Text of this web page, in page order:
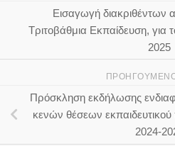
Εισαγωγή διακριθέντων
Τριτοβάθμια Εκπαίδευση, για
2025
Πρόσκληση εκδήλωσης
κενών θέσεων
2024-